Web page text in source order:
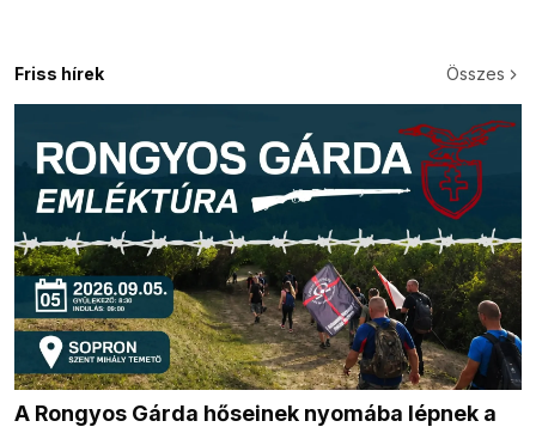
Friss hírek Összes
A Rongyos Gárda hőseinek nyomába lépnek a